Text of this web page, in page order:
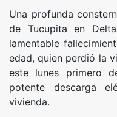
Una profunda
de Tucupita en
lamentable
edad, quien perdió la
este lunes primero
potente descarga
vivienda.